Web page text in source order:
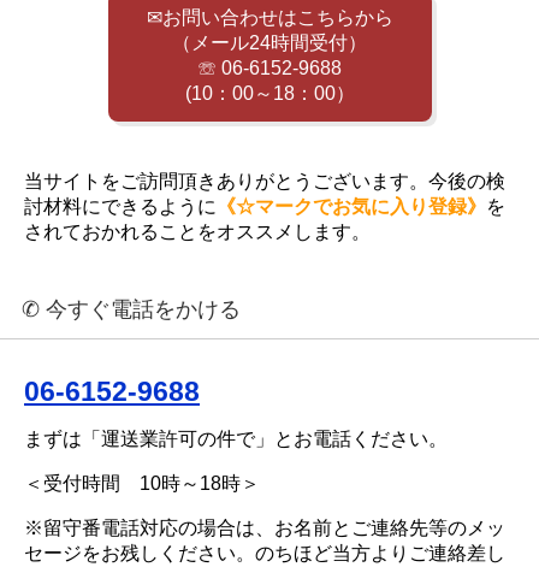
✉お問い合わせはこちらから
（メール24時間受付）
☏ 06-6152-9688
(10：00～18：00）
当サイトをご訪問頂きありがとうございます。今後の検
討材料にできるように
《☆マークでお気に入り登録》 を
されておかれることをオススメします。
✆ 今すぐ電話をかける
06-6152-9688
まずは「運送業許可の件で」とお電話ください。
＜受付時間 10時～18時＞
※留守番電話対応の場合は、お名前とご連絡先等のメッ
セージをお残しください。のちほど当方よりご連絡差し